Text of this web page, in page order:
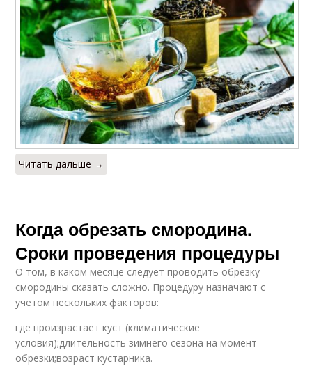
Читать дальше →
Когда обрезать смородина.
Сроки проведения процедуры
О том, в каком месяце следует проводить обрезку
смородины сказать сложно. Процедуру назначают с
учетом нескольких факторов:
где произрастает куст (климатические
условия);длительность зимнего сезона на момент
обрезки;возраст кустарника.